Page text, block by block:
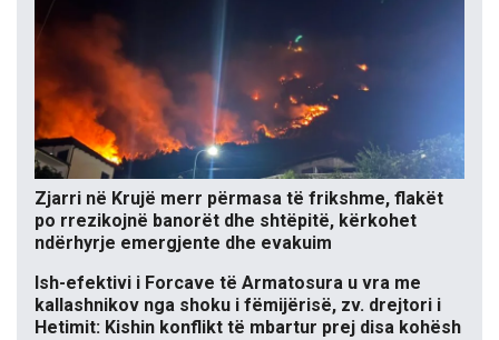
Zjarri në Krujë merr përmasa të frikshme, flakët
po rrezikojnë banorët dhe shtëpitë, kërkohet
ndërhyrje emergjente dhe evakuim
Ish-efektivi i Forcave të Armatosura u vra me
kallashnikov nga shoku i fëmijërisë, zv. drejtori i
Hetimit: Kishin konflikt të mbartur prej disa kohësh